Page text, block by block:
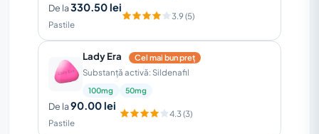
De la330.50 lei
Pastile
3.9 (5)
Lady Era Cel mai bun preț
Substanță activă: Sildenafil
100mg 50mg
De la90.00 lei
Pastile
4.3 (3)